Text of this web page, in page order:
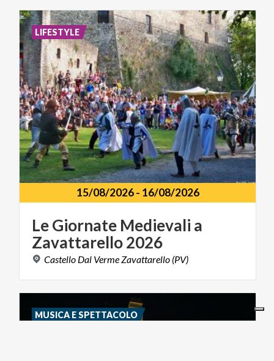
15/08/2026- 16/08/2026
LeGiornate Medievali a
Zavattarello2026
Castello Dal Verme Zavattarello (PV)
LIFESTYLE
MUSICA E SPETTACOLO